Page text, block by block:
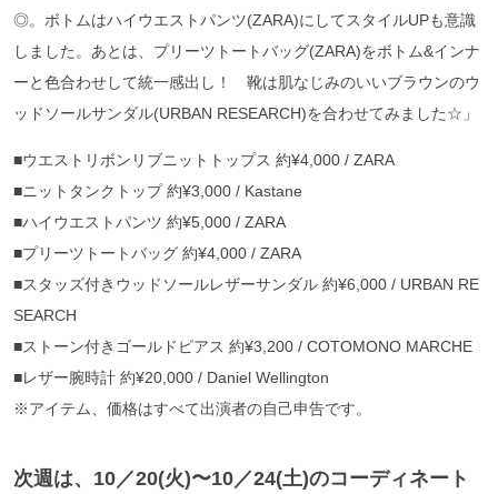
◎。ボトムはハイウエストパンツ(ZARA)にしてスタイルUPも意識
しました。あとは、プリーツトートバッグ(ZARA)をボトム&インナ
ーと色合わせして統一感出し！ 靴は肌なじみのいいブラウンのウ
ッドソールサンダル(URBAN RESEARCH)を合わせてみました☆」
■ウエストリボンリブニットトップス 約¥4,000 / ZARA
■ニットタンクトップ 約¥3,000 / Kastane
■ハイウエストパンツ 約¥5,000 / ZARA
■プリーツトートバッグ 約¥4,000 / ZARA
■スタッズ付きウッドソールレザーサンダル 約¥6,000 / URBAN RE
SEARCH
■ストーン付きゴールドピアス 約¥3,200 / COTOMONO MARCHE
■レザー腕時計 約¥20,000 / Daniel Wellington
※アイテム、価格はすべて出演者の自己申告です。
次週は、10／20(火)〜10／24(土)のコーディネート